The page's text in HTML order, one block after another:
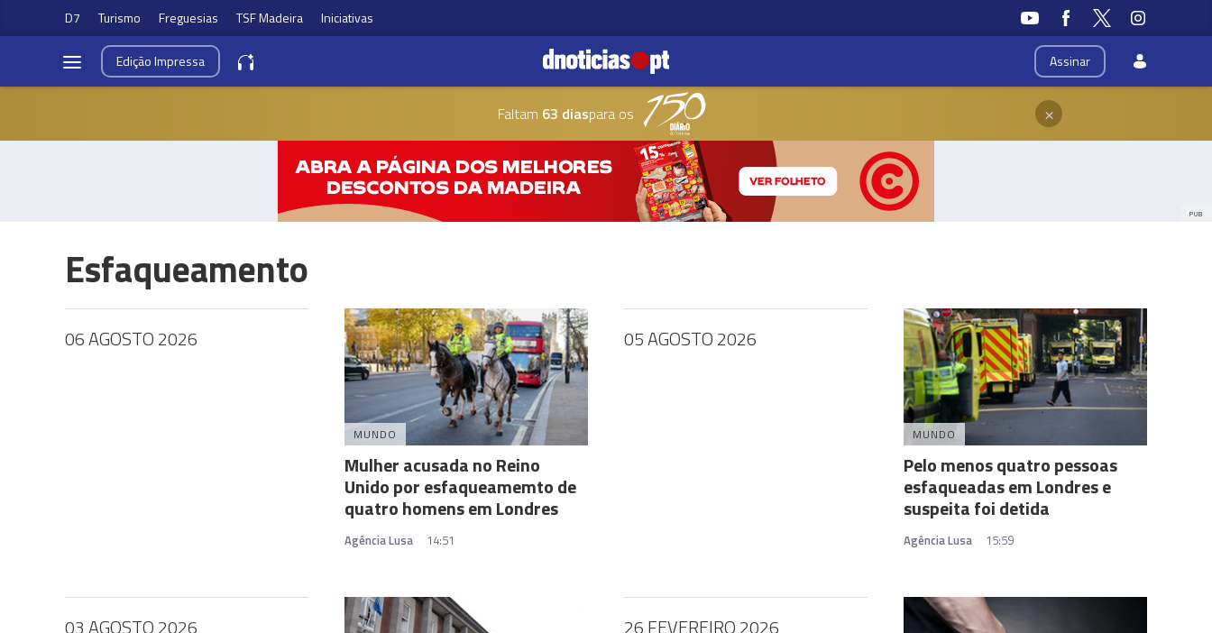
D7 Turismo Freguesias TSF Madeira Iniciativas
Assinar
EdiçãoImpressa
Faltam 63 diaspara os ×
PUB
Esfaqueamento
06 AGOSTO 2026
MUNDO
Mulher acusada no Reino
Unido por esfaqueamemto de
quatro homens em Londres
Agência Lusa 14:51
05 AGOSTO 2026
MUNDO
Pelo menos quatro pessoas
esfaqueadas em Londres e
suspeita foi detida
Agência Lusa 15:59
03 AGOSTO 2026 26 FEVEREIRO 2026